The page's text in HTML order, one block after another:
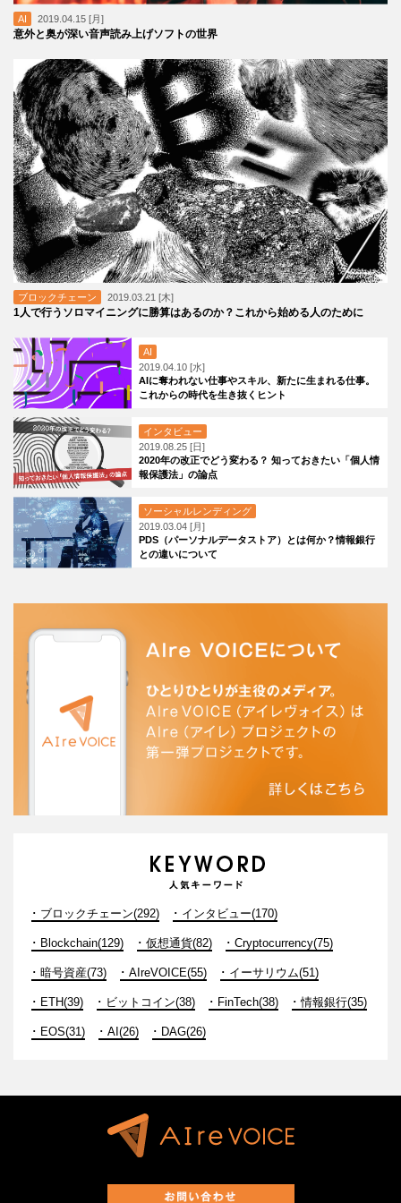
AI 2019.04.15 [月]
意外と奥が深い音声読み上げソフトの世界
ブロックチェーン 2019.03.21 [木]
1人で行うソロマイニングに勝算はあるのか？これから始める人のために
AI
2019.04.10 [水]
AIに奪われない仕事やスキル、新たに生まれる仕事。
これからの時代を生き抜くヒント
インタビュー
2019.08.25 [日]
2020年の改正でどう変わる？ 知っておきたい「個人情
報保護法」の論点
ソーシャルレンディング
2019.03.04 [月]
PDS（パーソナルデータストア）とは何か？情報銀行
との違いについて
ブロックチェーン(292) インタビュー(170)
Blockchain(129) 仮想通貨(82) Cryptocurrency(75)
暗号資産(73) AIreVOICE(55) イーサリウム(51)
ETH(39) ビットコイン(38) FinTech(38) 情報銀行(35)
EOS(31) AI(26) DAG(26)